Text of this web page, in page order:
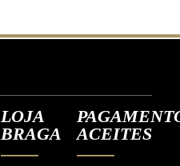
LOJA
BRAGA
ACEITES